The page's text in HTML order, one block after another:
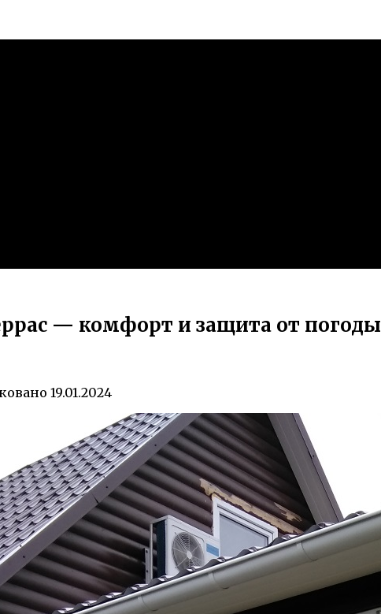
— комфорт и защита от погоды
19.01.2024